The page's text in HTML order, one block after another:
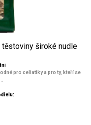
široké nudle
pro celiatiky a pro ty, kteří se